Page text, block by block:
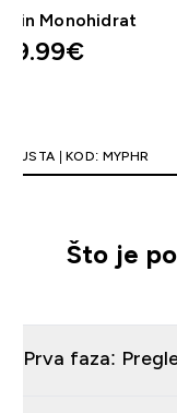
Monohidrat
9.99€‎
| KOD: MYPHR
Što je
Prva faza: